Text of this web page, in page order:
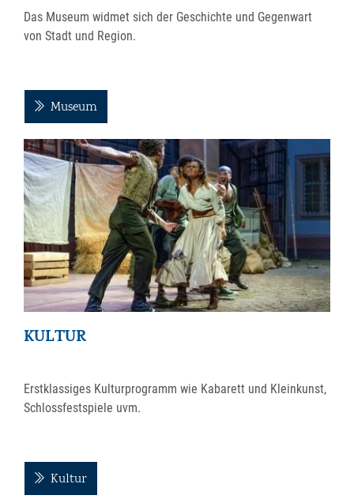
Das Museum widmet sich der Geschichte und Gegenwart
von Stadt und Region.
Museum
KULTUR
Erstklassiges Kulturprogramm wie Kabarett und Kleinkunst,
Schlossfestspiele uvm.
Kultur